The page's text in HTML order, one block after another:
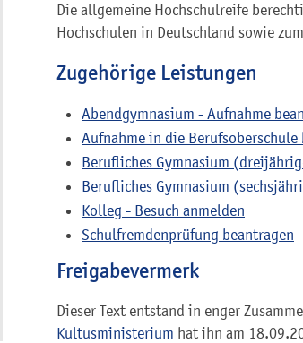
Die allgemeine Hochschulreife
Hochschulen in Deutschland sowie
Zugehörige Leistungen
Abendgymnasium - Aufnahme
Aufnahme in die Berufsoberschule
Berufliches Gymnasium
Berufliches Gymnasium
Kolleg - Besuch anmelden
Schulfremdenprüfung beantragen
Freigabevermerk
Dieser Text entstand in enger
Kultusministerium hat ihn am